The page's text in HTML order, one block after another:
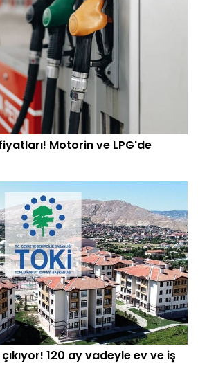
Motorin ve LPG'de
çıkıyor! 120 ay vadeyle ev ve iş